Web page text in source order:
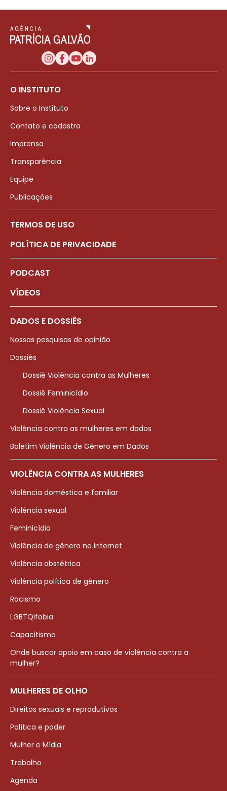
O INSTITUTO
Sobre o Instituto
Contato e cadastro
Imprensa
Transparência
Equipe
Publicações
TERMOS DE USO
POLÍTICA DE PRIVACIDADE
PODCAST
VÍDEOS
DADOS E DOSSIÊS
Nossas pesquisas de opinião
Dossiês
Dossiê Violência contra as Mulheres
Dossiê Feminicídio
Dossiê Violência Sexual
Violência contra as mulheres em dados
Boletim Violência de Gênero em Dados
VIOLÊNCIA CONTRA AS MULHERES
Violência doméstica e familiar
Violência sexual
Feminicídio
Violência de gênero na internet
Violência obstétrica
Violência política de gênero
Racismo
LGBTQIfobia
Capacitismo
Onde buscar apoio em caso de violência contra a
mulher?
MULHERES DE OLHO
Direitos sexuais e reprodutivos
Política e poder
Mulher e Mídia
Trabalho
Agenda